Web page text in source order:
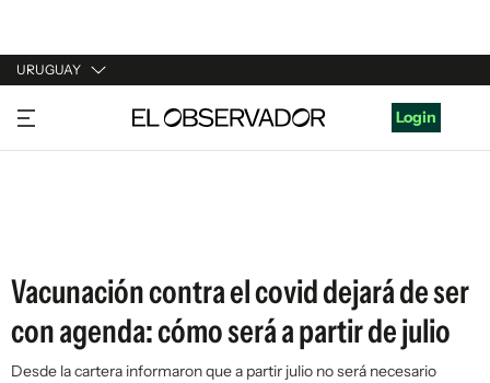
URUGUAY
URUGUAY
ARGENTINA
Login
Vacunación contra el covid dejará de ser
con agenda: cómo será a partir de julio
Desde la cartera informaron que a partir julio no será necesario